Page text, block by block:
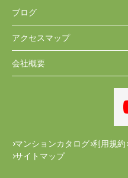
ブログ
アクセスマップ
会社概要
マンションカタログ 利用規約
サイトマップ